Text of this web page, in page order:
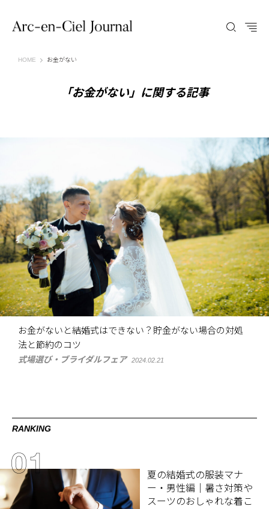
HOME Arc-en-Ciel Journal（アルカンシエル ジャーナル）
お金がない
「お金がない」に関する記事
お金がないと結婚式はできない？貯金がない場合の対処
法と節約のコツ
式場選び・ブライダルフェア 2024.02.21
RANKING
夏の結婚式の服装マナ
ー・男性編｜暑さ対策や
スーツのおしゃれな着こ